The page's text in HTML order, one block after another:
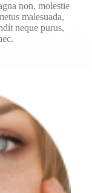
non, molestie
malesuada,
neque purus,